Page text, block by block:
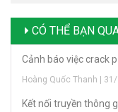
CÓ THỂ BẠN
Cảnh báo việc crack
Hoàng Quốc Thanh |
Kết nối truyền thông